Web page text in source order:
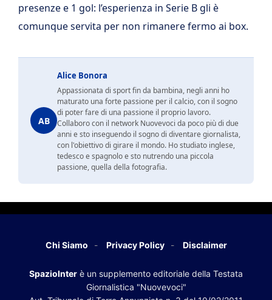
presenze e 1 gol: l’esperienza in Serie B gli è
comunque servita per non rimanere fermo ai box.
AB
Alice Bonora
Appassionata di sport fin da bambina, negli anni ho
maturato una forte passione per il calcio, con il sogno
di poter fare di una passione il proprio lavoro.
Collaboro con il network Nuovevoci da poco più di due
anni e sto inseguendo il sogno di diventare giornalista,
con l'obiettivo di girare il mondo. Ho studiato inglese,
tedesco e spagnolo e sto nutrendo una piccola
passione, quella della fotografia.
Chi Siamo Privacy Policy Disclaimer
SpazioInter è un supplemento editoriale della Testata
Giornalistica "Nuovevoci"